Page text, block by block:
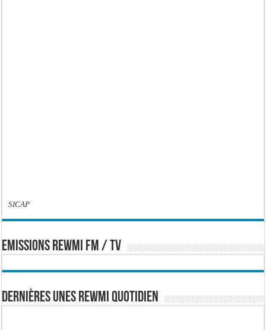
SICAP
EMISSIONS REWMI FM / TV
Dernières Unes Rewmi Quotidien